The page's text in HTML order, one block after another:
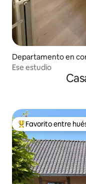
Departamento en
dsbergen
Ese estudio
Favorito entre los
Favorito entre